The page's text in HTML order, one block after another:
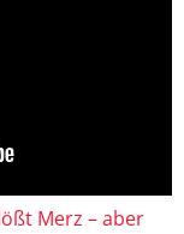
Merz – aber